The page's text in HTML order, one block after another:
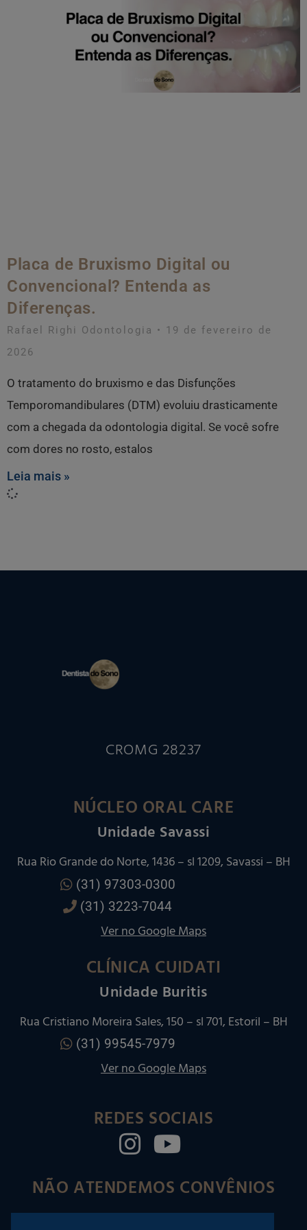
Placa de Bruxismo Digital ou
Convencional? Entenda as
Diferenças.
Rafael Righi Odontologia
19 de fevereiro de
2026
O tratamento do bruxismo e das Disfunções
Temporomandibulares (DTM) evoluiu drasticamente
com a chegada da odontologia digital. Se você sofre
com dores no rosto, estalos
Leia mais »
CROMG 28237
NÚCLEO ORAL CARE
Unidade Savassi
Rua Rio Grande do Norte, 1436 – sl 1209, Savassi – BH
(31) 97303-0300
(31) 3223-7044
Ver no Google Maps
CLÍNICA CUIDATI
Unidade Buritis
Rua Cristiano Moreira Sales, 150 – sl 701, Estoril – BH
(31) 99545-7979
Ver no Google Maps
REDES SOCIAIS
NÃO ATENDEMOS CONVÊNIOS